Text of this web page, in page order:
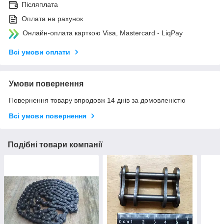
Післяплата
Оплата на рахунок
Онлайн-оплата карткою Visa, Mastercard - LiqPay
Всі умови оплати
Умови повернення
Повернення товару впродовж 14 днів за домовленістю
Всі умови повернення
Подібні товари компанії